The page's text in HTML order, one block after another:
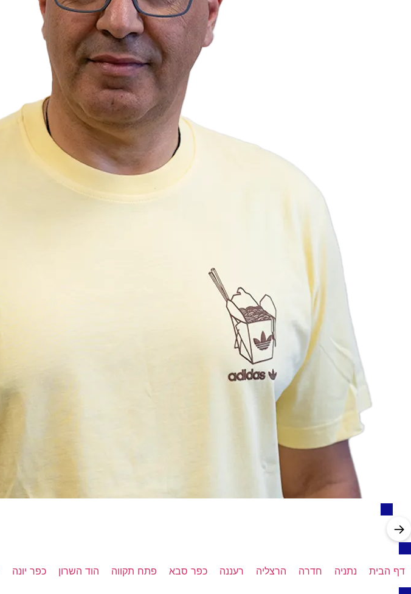
→
דף הבית נתניה חדרה הרצליה רעננה כפר סבא פתח תקווה הוד השרון כפר יונה